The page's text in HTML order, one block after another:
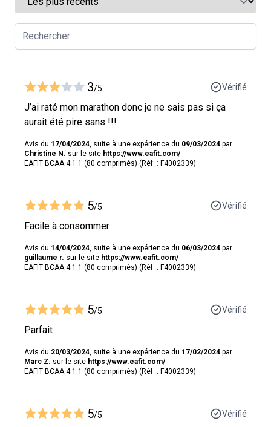
3/5 Vérifié
J’ai raté mon marathon donc je ne sais pas si ça
aurait été pire sans !!!
Avis du 17/04/2024 , suite à une expérience du 09/03/2024 par
Christine N. sur le site https://www.eafit.com/
EAFIT BCAA 4.1.1 (80 comprimés) (Réf. : F4002339)
5/5 Vérifié
Facile à consommer
Avis du 14/04/2024 , suite à une expérience du 06/03/2024 par
guillaume r. sur le site https://www.eafit.com/
EAFIT BCAA 4.1.1 (80 comprimés) (Réf. : F4002339)
5/5 Vérifié
Parfait
Avis du 20/03/2024 , suite à une expérience du 17/02/2024 par
Marc Z. sur le site https://www.eafit.com/
EAFIT BCAA 4.1.1 (80 comprimés) (Réf. : F4002339)
5/5 Vérifié